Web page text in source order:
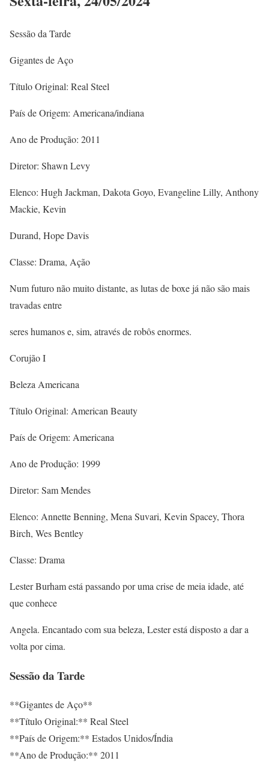
Sessão da Tarde
Gigantes de Aço
Título Original: Real Steel
País de Origem: Americana/indiana
Ano de Produção: 2011
Diretor: Shawn Levy
Elenco: Hugh Jackman, Dakota Goyo, Evangeline Lilly, Anthony
Mackie, Kevin
Durand, Hope Davis
Classe: Drama, Ação
Num futuro não muito distante, as lutas de boxe já não são mais
travadas entre
seres humanos e, sim, através de robôs enormes.
Corujão I
Beleza Americana
Título Original: American Beauty
País de Origem: Americana
Ano de Produção: 1999
Diretor: Sam Mendes
Elenco: Annette Benning, Mena Suvari, Kevin Spacey, Thora
Birch, Wes Bentley
Classe: Drama
Lester Burham está passando por uma crise de meia idade, até
que conhece
Angela. Encantado com sua beleza, Lester está disposto a dar a
volta por cima.
Sessão da Tarde
**Gigantes de Aço**
**Título Original:** Real Steel
**País de Origem:** Estados Unidos/Índia
**Ano de Produção:** 2011